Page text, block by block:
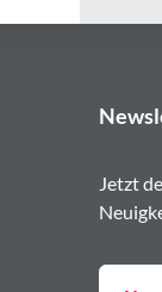
Jetzt